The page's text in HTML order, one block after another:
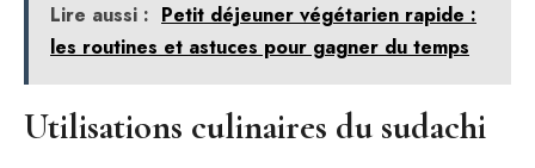
Lire aussi : Petit déjeuner végétarien rapide :
les routines et astuces pour gagner du temps
Utilisations culinaires du sudachi